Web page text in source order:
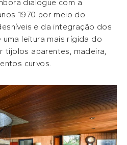
dialogue com a
1970 por meio do
e da integração dos
leitura mais rígida do
tijolos aparentes, madeira,
curvos.